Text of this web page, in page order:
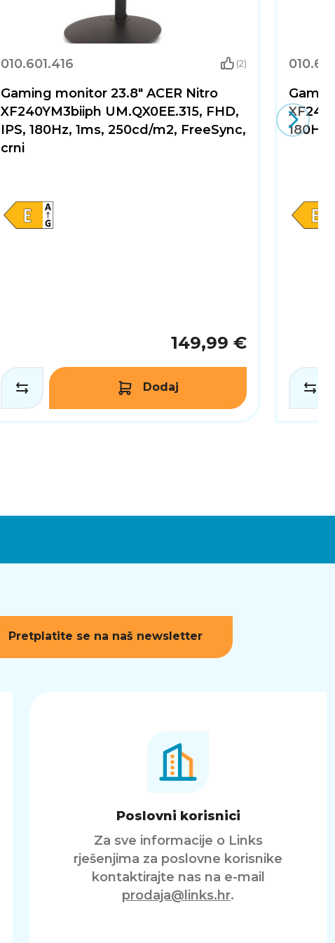
010.601.416 (2)
Gaming monitor 23.8" ACER Nitro
XF240YM3biiph UM.QX0EE.315, FHD,
IPS, 180Hz, 1ms, 250cd/m2, FreeSync,
crni
149,99 €
Dodaj
Pretplatite se na naš newsletter
Poslovni korisnici
Za sve informacije o Links
rješenjima za poslovne korisnike
kontaktirajte nas na e-mail
prodaja@links.hr.